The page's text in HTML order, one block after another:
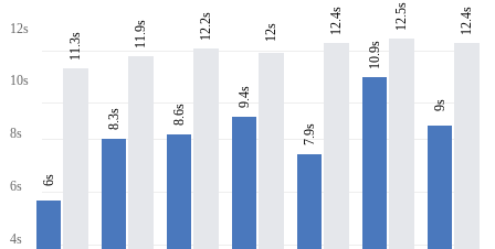
12s
10s
8s
6s
4s
6s
11.3s
8.3s
11.9s
8.6s
12.2s
9.4s
12s
7.9s
12.4s
10.9s
12.5s
9s
12.4s